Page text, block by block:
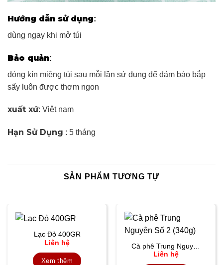
Hướng dẫn sử dụng:
dùng ngay khi mở túi
Bảo quản:
đóng kín miệng túi sau mỗi lần sử dụng để đảm bảo bắp
sấy luôn được thơm ngon
xuất xứ: Việt nam
Hạn Sử Dụng : 5 tháng
SẢN PHẨM TƯƠNG TỰ
Lạc Đỏ 400GR
Liên hệ
Xem thêm
Cà phê Trung Nguyên
Số 2 (340g)
Liên hệ